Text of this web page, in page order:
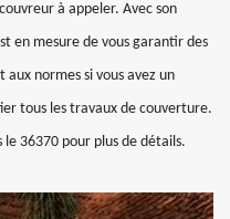
à appeler. Avec son
en mesure de vous garantir des
normes si vous avez un
tous les travaux de couverture.
36370 pour plus de détails.